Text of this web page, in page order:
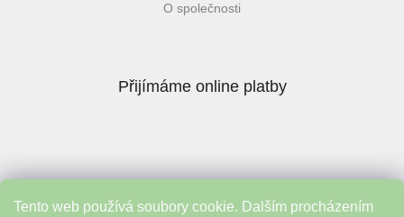
Tento web používá soubory cookie. Dalším procházením
O společnosti
Přijímáme online platby
Instagram